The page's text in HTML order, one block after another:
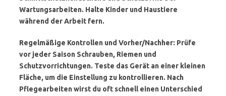
Wartungsarbeiten. Halte Kinder und Haustiere
während der Arbeit fern.
Regelmäßige Kontrollen und Vorher/Nachher: Prüfe
vor jeder Saison Schrauben, Riemen und
Schutzvorrichtungen. Teste das Gerät an einer kleinen
Fläche, um die Einstellung zu kontrollieren. Nach
Pflegearbeiten wirst du oft schnell einen Unterschied